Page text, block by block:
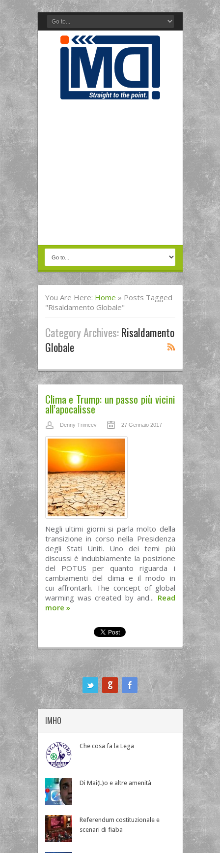
You Are Here: Home » Posts Tagged
"risaldamento Globale"
Category Archives:Risaldamento
Globale
Clima e Trump: un passo più vicini
all’apocalisse
Denny Trimcev 27 Gennaio 2017
Negli ultimi giorni si parla molto della
transizione in corso nella Presidenza
degli Stati Uniti. Uno dei temi più
discussi è indubbiamente la posizione
del POTUS per quanto riguarda i
cambiamenti del clima e il modo in
cui affrontarli. The concept of global
warming was created by and... Read
more »
IMHO
Che cosa fa la Lega
Di Mai(L)o e altre amenità
Referendum costituzionale e
scenari di fiaba